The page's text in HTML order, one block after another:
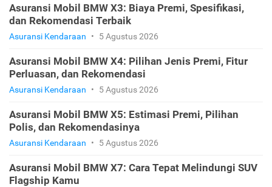
Asuransi Mobil BMW X3: Biaya Premi, Spesifikasi,
dan Rekomendasi Terbaik
Asuransi Kendaraan • 5 Agustus 2026
Asuransi Mobil BMW X4: Pilihan Jenis Premi, Fitur
Perluasan, dan Rekomendasi
Asuransi Kendaraan • 5 Agustus 2026
Asuransi Mobil BMW X5: Estimasi Premi, Pilihan
Polis, dan Rekomendasinya
Asuransi Kendaraan • 5 Agustus 2026
Asuransi Mobil BMW X7: Cara Tepat Melindungi SUV
Flagship Kamu